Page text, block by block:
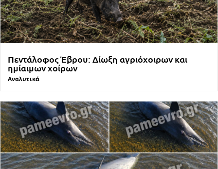
Πεντάλοφος Έβρου: Δίωξη αγριόχοιρων και
ημίαιμων χοίρων
Αναλυτικά